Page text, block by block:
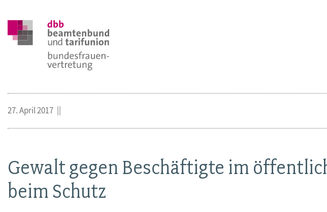
Gewalt gegen Beschäftigte im
beim Schutz
27. April 2017